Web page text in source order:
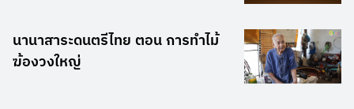
นานาสาระดนตรีไทย ตอน การทำไม้
ฆ้องวงใหญ่